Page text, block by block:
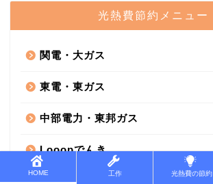
光熱費節約メニュー
関電・大ガス
東電・東ガス
中部電力・東邦ガス
Looopでんき
電気代を節約する方法
HOME 工作 光熱費の節約